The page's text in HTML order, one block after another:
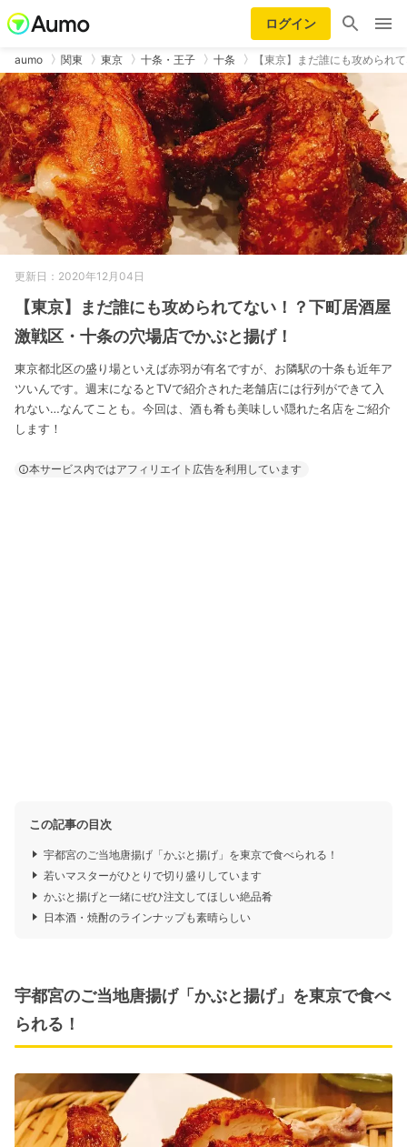
ログイン
aumo 関東 東京 十条・王子 十条 【東京】まだ誰にも攻められ
更新日：2020年12月04日
【東京】まだ誰にも攻められてない！？下町居酒屋
激戦区・十条の穴場店でかぶと揚げ！
東京都北区の盛り場といえば赤羽が有名ですが、お隣駅の十条も近年ア
ツいんです。週末になるとTVで紹介された老舗店には行列ができて入
れない…なんてことも。今回は、酒も肴も美味しい隠れた名店をご紹介
します！
本サービス内ではアフィリエイト広告を利用しています
この記事の目次
宇都宮のご当地唐揚げ「かぶと揚げ」を東京で食べられる！
若いマスターがひとりで切り盛りしています
かぶと揚げと一緒にぜひ注文してほしい絶品肴
日本酒・焼酎のラインナップも素晴らしい
宇都宮のご当地唐揚げ「かぶと揚げ」を東京で食べ
られる！